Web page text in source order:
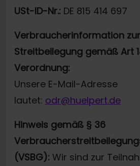
USt-ID-Nr.: DE 815 414 697
Verbraucherinformation
Streitbeilegung gemäß Art
Verordnung:
Unsere E-Mail-Adresse
lautet: odr@huelpert.de
Hinweis gemäß § 36
(VSBG): Wir sind zur